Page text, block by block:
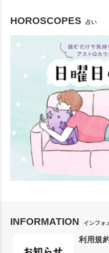
HOROSCOPES 占い
INFORMATION インフォ
利用規